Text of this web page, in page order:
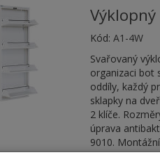
Kód:A1-4W
Svařovaný
organizaci bot
oddíly, každý
sklapky na
2 klíče.
úprava
9010.
Antibakteriální